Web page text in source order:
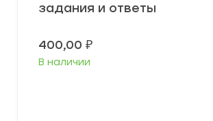
задания и ответы
400,00 ₽
В наличии